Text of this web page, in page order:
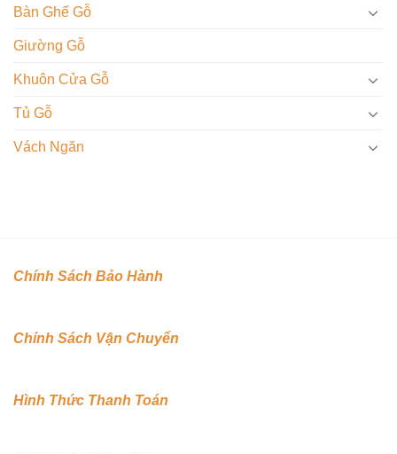
Bàn Ghế Gỗ
Giường Gỗ
Khuôn Cửa Gỗ
Tủ Gỗ
Vách Ngăn
Chính Sách Bảo Hành
Chính Sách Vận Chuyển
Hình Thức Thanh Toán